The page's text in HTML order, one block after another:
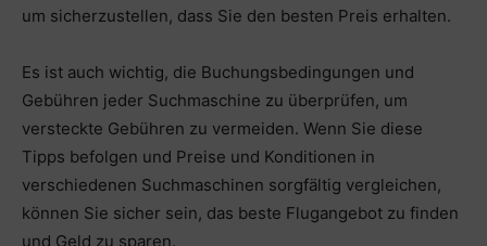
um sicherzustellen, dass Sie den besten Preis erhalten.
Es ist auch wichtig, die Buchungsbedingungen und
Gebühren jeder Suchmaschine zu überprüfen, um
versteckte Gebühren zu vermeiden. Wenn Sie diese
Tipps befolgen und Preise und Konditionen in
verschiedenen Suchmaschinen sorgfältig vergleichen,
können Sie sicher sein, das beste Flugangebot zu finden
und Geld zu sparen.